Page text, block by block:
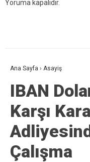
Yoruma kapalıdır.
Ana Sayfa › Asayiş
IBAN
Karşı
Çalışma